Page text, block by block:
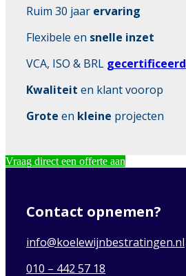
Ruim 30 jaar ervaring
Flexibele en snelle inzet
VCA, ISO & BRL gecertificeerd
Kwaliteit en klant voorop
Grote en kleine projecten
Vraag direct een offerte aan
Contact opnemen?
info@koelewijnbestratingen.nl
010 – 442 57 18